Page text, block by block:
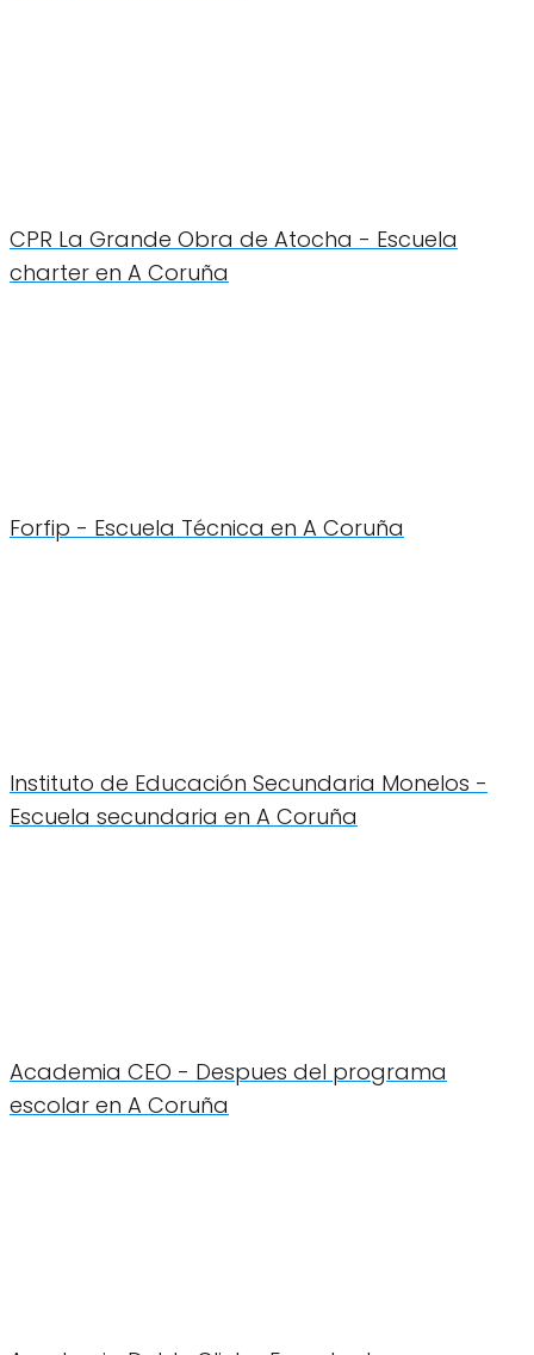
CPR La Grande Obra de Atocha - Escuela
charter en A Coruña
Forfip - Escuela Técnica en A Coruña
Instituto de Educación Secundaria Monelos -
Escuela secundaria en A Coruña
Academia CEO - Despues del programa
escolar en A Coruña